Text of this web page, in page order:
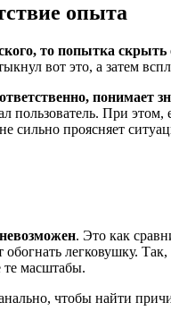
опыта
то попытка
вот это, а затем
понимает
При
сильно проясняет
. Это как
легковушку.
те масштабы.
чтобы найти